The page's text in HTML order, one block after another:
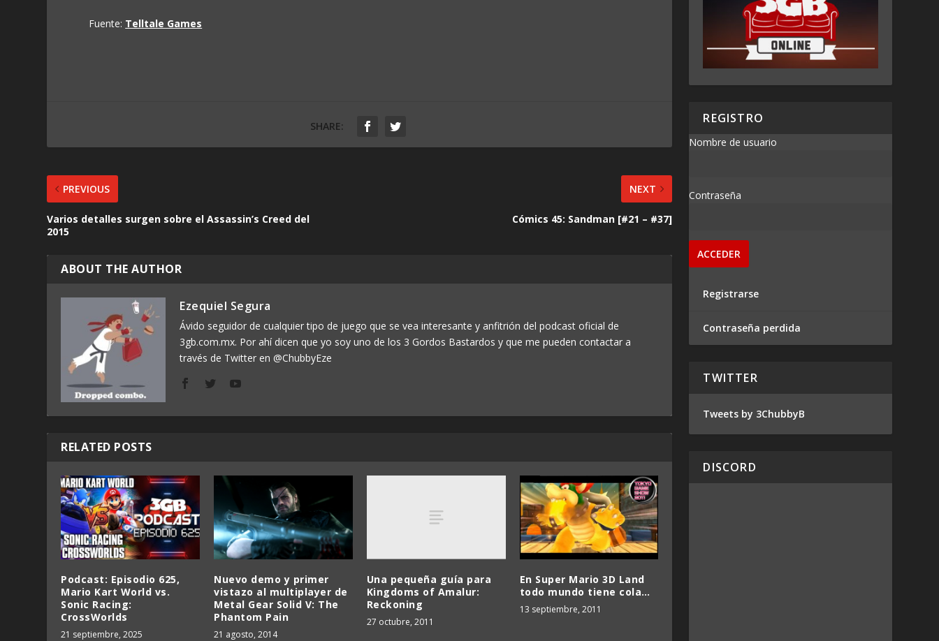
Fuente: Telltale Games
SHARE:
PREVIOUS
Varios detalles surgen sobre el Assassin’s Creed del
2015
NEXT
Cómics 45: Sandman [#21 – #37]
ABOUT THE AUTHOR
Ezequiel Segura
Ávido seguidor de cualquier tipo de juego que se vea interesante y anfitrión del podcast oficial de
3gb.com.mx. Por ahí dicen que yo soy uno de los 3 Gordos Bastardos y que me pueden contactar a
través de Twitter en @ChubbyEze
RELATED POSTS
Podcast: Episodio 625,
Mario Kart World vs.
Sonic Racing:
CrossWorlds
21 septiembre, 2025
Nuevo demo y primer
vistazo al multiplayer de
Metal Gear Solid V: The
Phantom Pain
21 agosto, 2014
Una pequeña guía para
Kingdoms of Amalur:
Reckoning
27 octubre, 2011
En Super Mario 3D Land
todo mundo tiene cola…
13 septiembre, 2011
REGISTRO
Nombre de usuario
Contraseña
Registrarse
Contraseña perdida
TWITTER
Tweets by 3ChubbyB
DISCORD